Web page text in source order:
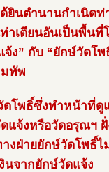
ยินตำนานกำเนิดท่
าเตียนอันเป็นพื้นที่
ง” กับ “ยักษ์วัดโพ
มทัพ
ดโพธิ์ซึ่งทำหน้าที่ดู
แจ้งหรือวัดอรุณฯ
งฝ่ายยักษ์วัดโพธิ์ไ
นจากยักษ์วัดแจ้ง